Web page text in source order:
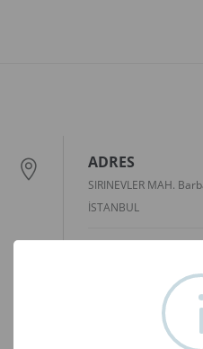
ADRES
SIRINEVLER MAH.
İSTANBUL
bilgi@bahcelievler.bel.tr